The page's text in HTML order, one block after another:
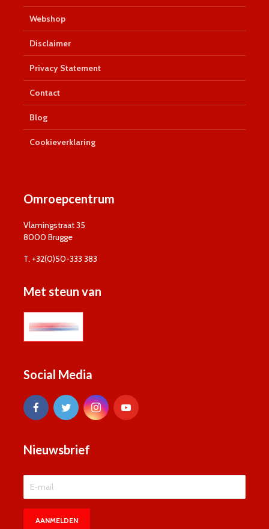
Webshop
Disclaimer
Privacy Statement
Contact
Blog
Cookieverklaring
Omroepcentrum
Vlamingstraat 35
8000 Brugge
T. +32(0)50-333 383
Met steun van
Social Media
Nieuwsbrief